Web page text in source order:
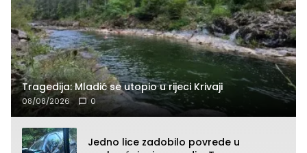
Tragedija: Mladić se utopio u rijeci Krivaji
08/08/2026 0
Jedno lice zadobilo povrede u